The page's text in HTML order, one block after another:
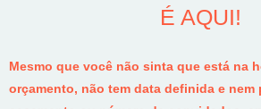
É AQUI!
Mesmo que você não sinta que está na
orçamento, não tem data definida e